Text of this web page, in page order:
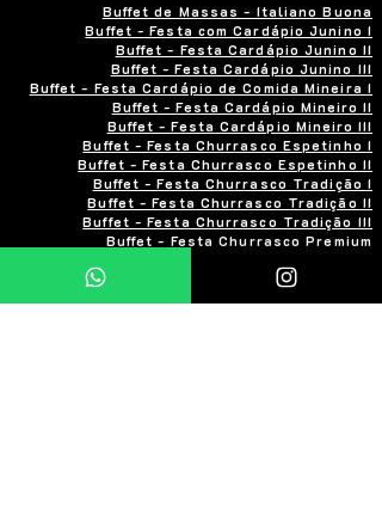
Buffet de Massas - Italiano Buona
Buffet - Festa com Cardápio Junino I
Buffet - Festa Cardápio Junino II
Buffet - Festa Cardápio Junino III
Buffet - Festa Cardápio de Comida Mineira I
Buffet - Festa Cardápio Mineiro II
Buffet - Festa Cardápio Mineiro III
Buffet - Festa Churrasco Espetinho I
Buffet - Festa Churrasco Espetinho II
Buffet - Festa Churrasco Tradição I
Buffet - Festa Churrasco Tradição II
Buffet - Festa Churrasco Tradição III
Buffet - Festa Churrasco Premium
Zona Norte Zona Sul Zona Leste Zona Oeste
Centro